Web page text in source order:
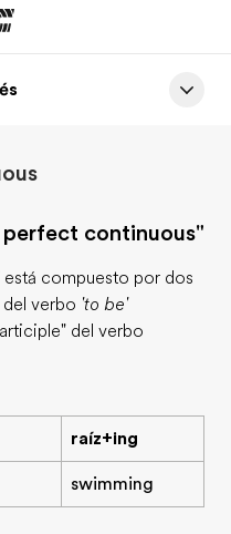
continuous"
compuesto por dos
verbo 'to be'
del verbo
raíz+ing
swimming